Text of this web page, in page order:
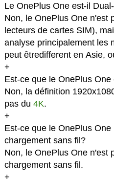
Le OnePlus One est-il
Non, le OnePlus One n'est
lecteurs de cartes SIM),
analyse principalement les
peut êtredifferent en Asie,
+
Est-ce que le OnePlus One
Non, la définition
pas du 4K.
+
Est-ce que le OnePlus
chargement sans fil?
Non, le OnePlus One n'est
chargement sans fil.